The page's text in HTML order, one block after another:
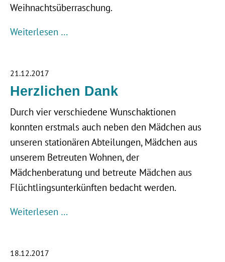
Weihnachtsüberraschung.
Weiterlesen …
21.12.2017
Herzlichen Dank
Durch vier verschiedene Wunschaktionen
konnten erstmals auch neben den Mädchen aus
unseren stationären Abteilungen, Mädchen aus
unserem Betreuten Wohnen, der
Mädchenberatung und betreute Mädchen aus
Flüchtlingsunterkünften bedacht werden.
Weiterlesen …
18.12.2017